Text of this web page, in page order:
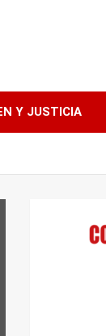
Y JUSTICIA